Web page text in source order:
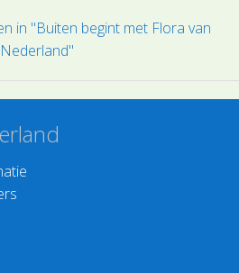
in "Buiten begint met Flora van
Nederland"